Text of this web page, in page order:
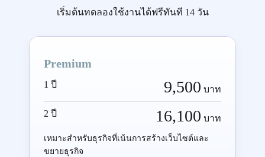
เริ่มต้นทดลองใช้งานได้ฟรีทันที 14 วัน
Premium
1 ปี 9,500 บาท
2 ปี 16,100 บาท
เหมาะสำหรับธุรกิจที่เน้นการสร้างเว็บไซต์และ
ขยายธุรกิจ